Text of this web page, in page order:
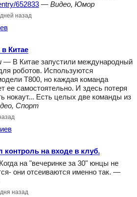
652833 — Видео, Юмор
назад
Китае
— В Китае запустили международный
роботов. Используются
Т800, но каждая команда
ее самостоятельно. И здесь потеря
нокаут... Есть целых две команды из
Спорт
контроль на входе в клуб.
на "вечеринке за 30" юнцы не
они отсеиваются именно так. —
назад